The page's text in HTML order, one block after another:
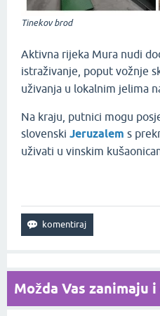
Tinekov brod
Aktivna rijeka Mura nudi
istraživanje, poput vožnje
uživanja u lokalnim jelima
Na kraju, putnici mogu
slovenski Jeruzalem s
uživati u vinskim
Možda Vas zanimaju